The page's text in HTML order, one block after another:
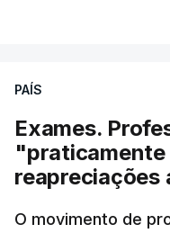
PAÍS
Exames.
O movimento de